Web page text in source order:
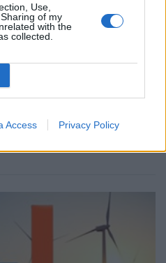
Use,
of my
with the
collected.
Access Privacy Policy